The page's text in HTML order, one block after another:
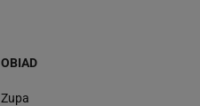
OBIAD
Zupa